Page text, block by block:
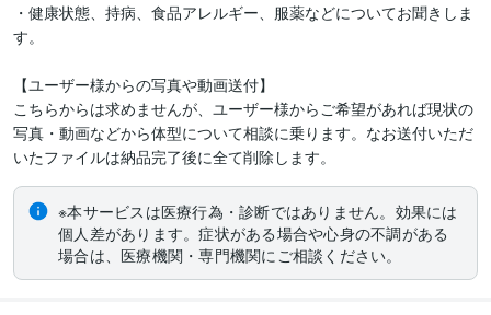
・健康状態、持病、食品アレルギー、服薬などについてお聞きしま
す。
【ユーザー様からの写真や動画送付】
こちらからは求めませんが、ユーザー様からご希望があれば現状の
写真・動画などから体型について相談に乗ります。なお送付いただ
※本サービスは医療行為・診断ではありません。効果には
個人差があります。症状がある場合や心身の不調がある
場合は、医療機関・専門機関にご相談ください。